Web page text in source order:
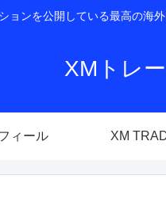
ョンを公開している最高の海
XMトレ
ィール XM